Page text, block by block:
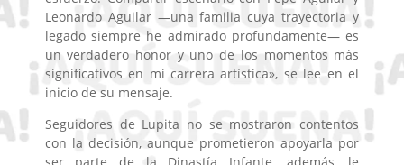
Leonardo Aguilar —una familia cuya trayectoria y
legado siempre he admirado profundamente— es
un verdadero honor y uno de los momentos más
significativos en mi carrera artística», se lee en el
inicio de su mensaje.
Seguidores de Lupita no se mostraron contentos
con la decisión, aunque prometieron apoyarla por